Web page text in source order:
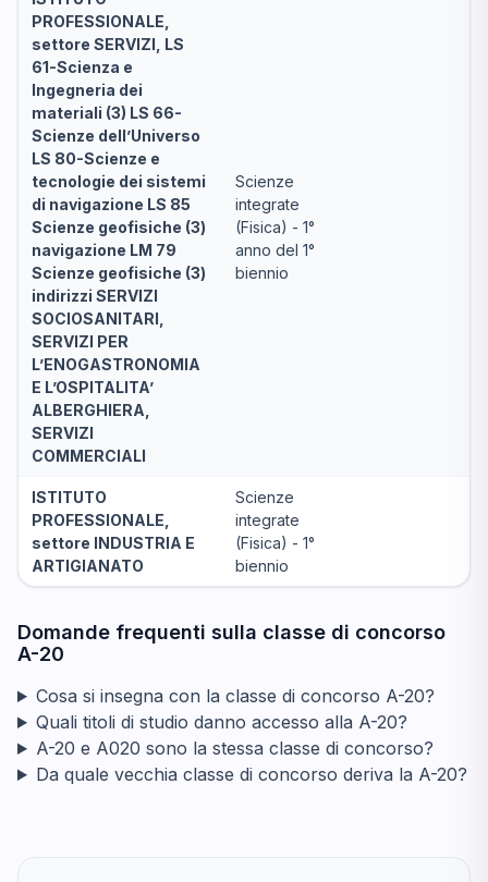
PROFESSIONALE,
settore SERVIZI, LS
61-Scienza e
Ingegneria dei
materiali (3) LS 66-
Scienze dell’Universo
LS 80-Scienze e
tecnologie dei sistemi
di navigazione LS 85
Scienze geofisiche (3)
navigazione LM 79
Scienze geofisiche (3)
indirizzi SERVIZI
SOCIOSANITARI,
SERVIZI PER
L’ENOGASTRONOMIA
E L’OSPITALITA’
ALBERGHIERA,
SERVIZI
COMMERCIALI
Scienze
integrate
(Fisica) - 1°
anno del 1°
biennio
ISTITUTO
PROFESSIONALE,
settore INDUSTRIA E
ARTIGIANATO
Scienze
integrate
(Fisica) - 1°
biennio
Domande frequenti sulla classe di concorso
A-20
Cosa si insegna con la classe di concorso A-20?
Quali titoli di studio danno accesso alla A-20?
A-20 e A020 sono la stessa classe di concorso?
Da quale vecchia classe di concorso deriva la A-20?